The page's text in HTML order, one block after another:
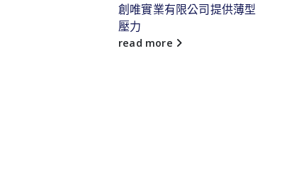
創唯實業有限公司提供薄型
壓力
read more